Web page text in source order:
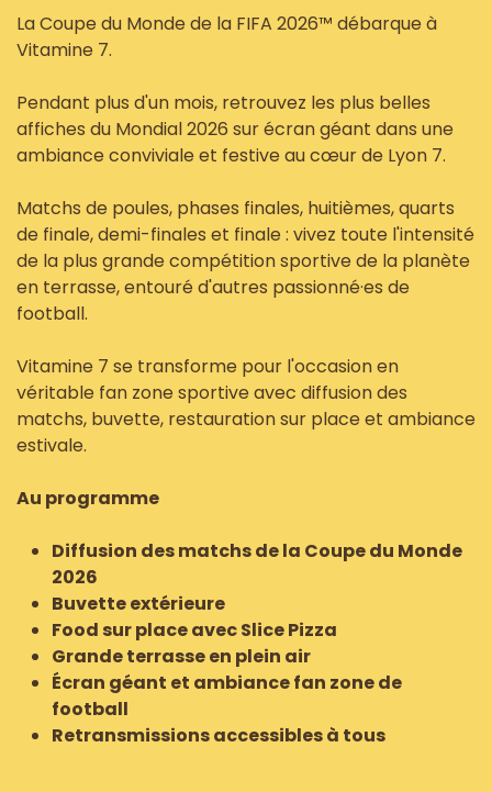
La Coupe du Monde de la FIFA 2026™ débarque à
Vitamine 7.
Pendant plus d'un mois, retrouvez les plus belles
affiches du Mondial 2026 sur écran géant dans une
ambiance conviviale et festive au cœur de Lyon 7.
Matchs de poules, phases finales, huitièmes, quarts
de finale, demi-finales et finale : vivez toute l'intensité
de la plus grande compétition sportive de la planète
en terrasse, entouré d'autres passionné·es de
football.
Vitamine 7 se transforme pour l'occasion en
véritable fan zone sportive avec diffusion des
matchs, buvette, restauration sur place et ambiance
estivale.
Au programme
Diffusion des matchs de la Coupe du Monde
2026
Buvette extérieure
Food sur place avec Slice Pizza
Grande terrasse en plein air
Écran géant et ambiance fan zone de
football
Retransmissions accessibles à tous